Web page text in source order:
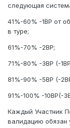
следующая
41%-60% -1ВР от
в туре;
61%-70% -2ВР;
71%-80% -3ВР (-
81%-90% -5ВР (-
91%-100% -10ВР(-
Каждый Участник
валидацию обязан